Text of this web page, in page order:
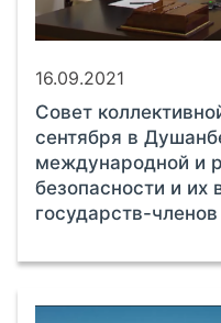
16.09.2021
Совет
сентября в
международной и
безопасности и их
государств-